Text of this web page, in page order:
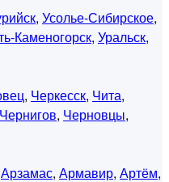
, Усолье-Сибирское,
Каменогорск, Уральск,
, Черкесск, Чита,
Чернигов, Черновцы,
Арзамас, Армавир, Артём,